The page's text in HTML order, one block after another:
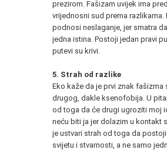
prezirom. Fašizam uvijek ima
vrijednosni sud prema razlikama.
podnosi neslaganje, jer smatra
jedna istina. Postoji jedan pravi
putevi su krivi.
5. Strah od razlike
Eko kaže da je prvi znak fašizma
drugog, dakle ksenofobija. U
od toga da će drugi ugroziti moj
neću biti ja jer dolazim u kontakt
je ustvari strah od toga da
svijetu i stvarnosti, a ne samo